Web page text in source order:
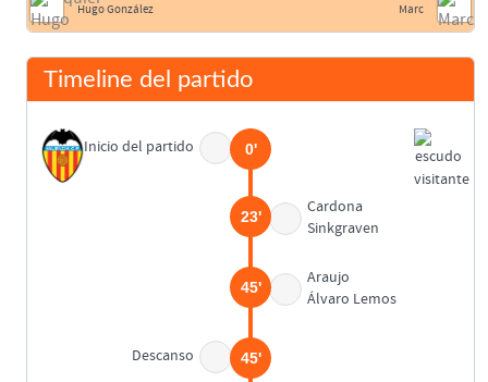
Hugo González Marc
Timeline del partido
Inicio del partido 0'
Cardona
Sinkgraven
23'
Araujo
Álvaro Lemos
45'
Descanso 45'